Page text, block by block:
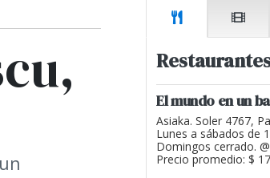
El mundo en un
Asiaka. Soler 4767,
Lunes a sábados de
Domingos cerrado.
Precio promedio: $